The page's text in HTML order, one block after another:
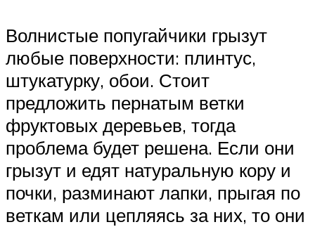
Волнистые попугайчики грызут
любые поверхности: плинтус,
штукатурку, обои. Стоит
предложить пернатым ветки
фруктовых деревьев, тогда
проблема будет решена. Если они
грызут и едят натуральную кору и
почки, разминают лапки, прыгая по
веткам или цепляясь за них, то они